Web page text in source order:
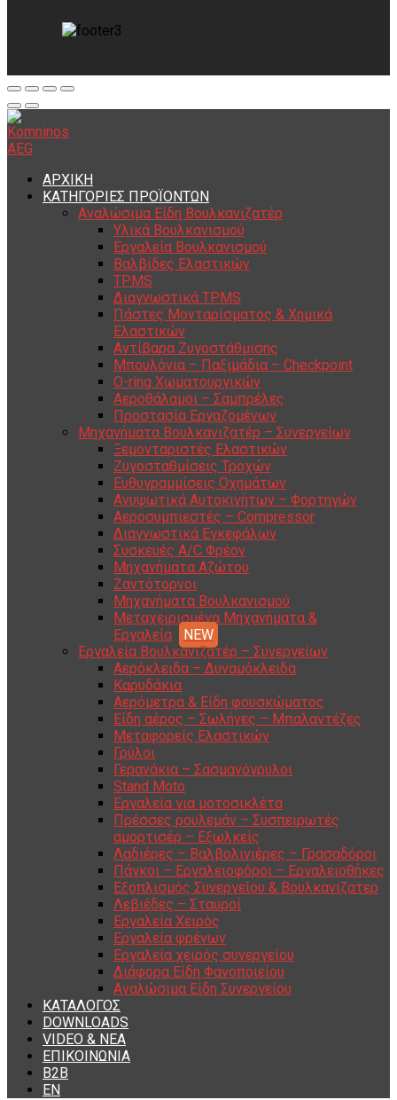
ΑΡΧΙΚΗ
ΚΑΤΗΓΟΡΙΕΣ ΠΡΟΪΟΝΤΩΝ
Αναλώσιμα Είδη Βουλκανιζατέρ
Υλικά Βουλκανισμού
Εργαλεία Βουλκανισμού
Βαλβίδες Ελαστικών
TPMS
Διαγνωστικά TPMS
Πάστες Μονταρίσματος & Χημικά
Ελαστικών
Αντίβαρα Ζυγοστάθμισης
Μπουλόνια – Παξιμάδια – Checkpoint
O-ring Χωματουργικών
Αεροθάλαμοι – Σαμπρέλες
Προστασία Εργαζομένων
Μηχανήματα Βουλκανιζατέρ – Συνεργείων
Ξεμονταριστές Ελαστικών
Ζυγοσταθμίσεις Τροχών
Ευθυγραμμίσεις Οχημάτων
Ανυψωτικά Αυτοκινήτων – Φορτηγών
Αεροσυμπιεστές – Compressor
Διαγνωστικά Εγκεφάλων
Συσκευές A/C Φρέον
Μηχανήματα Αζώτου
Ζαντότορνοι
Μηχανήματα Βουλκανισμού
Μεταχειρισμένα Μηχανήματα &
Εργαλεία
Εργαλεία Βουλκανιζατέρ – Συνεργείων
Αερόκλειδα – Δυναμόκλειδα
Καρυδάκια
Αερόμετρα & Είδη φουσκώματος
Είδη αέρος – Σωλήνες – Μπαλαντέζες
Μεταφορείς Ελαστικών
Γρύλοι
Γερανάκια – Σασμανόγρυλοι
Stand Moto
Εργαλεία για μοτοσικλέτα
Πρέσσες ρουλεμάν – Συσπειρωτές
αμορτισέρ – Εξωλκείς
Λαδιέρες – Βαλβολινιέρες – Γρασαδόροι
Πάγκοι – Εργαλειοφόροι – Εργαλειοθήκες
Εξοπλισμός Συνεργείου & Βουλκανιζατερ
Λεβιέδες – Σταυροί
Εργαλεία Χειρός
Εργαλεία φρένων
Εργαλεία χειρός συνεργείου
Διάφορα Είδη Φανοποιείου
Αναλώσιμα Είδη Συνεργείου
ΚΑΤΑΛΟΓΟΣ
DOWNLOADS
VIDEO & ΝΕΑ
ΕΠΙΚΟΙΝΩΝΙΑ
B2B
ΕΝ